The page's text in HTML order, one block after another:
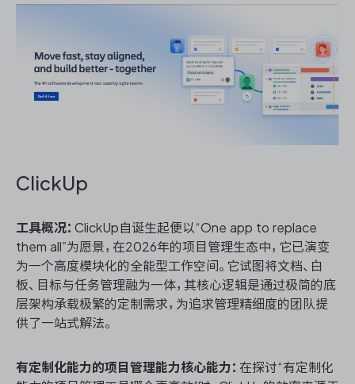
ClickUp
工具概况： ClickUp自诞生起便以“One app to replace
them all”为愿景，在2026年的项目管理生态中，它已演变
为一个高度模块化的全能型工作空间。它试图将文档、白
板、目标与任务管理融为一体，其核心逻辑是通过极简的底
层架构承载极繁的定制需求，为追求管理精细度的团队提
供了一站式解法。
有定制化能力的项目管理能力核心能力： 在探讨“有定制化